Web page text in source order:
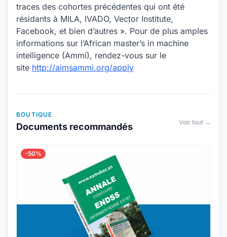
traces des cohortes précédentes qui ont été
résidants à MILA, IVADO, Vector Institute,
Facebook, et bien d’autres ». Pour de plus amples
informations sur l’African master’s in machine
intelligence (Ammi), rendez-vous sur le
site http://aimsammi.org/apply
BOUTIQUE
Documents recommandés Voir tout →
-50%